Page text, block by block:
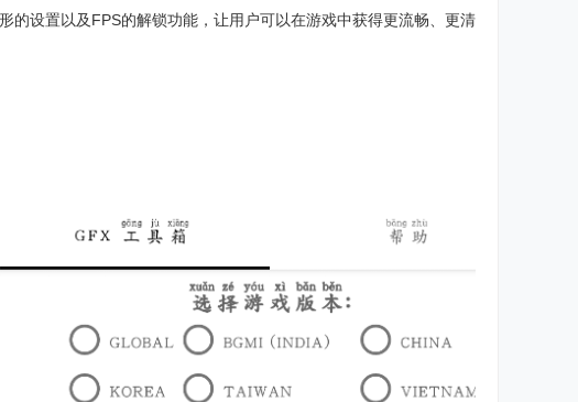
的设置以及FPS的解锁功能，让用户可以在游戏中获得更流畅、更清